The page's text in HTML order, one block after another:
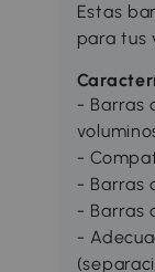
Estas
para tus
- Barras
-
- Barras
- Barras
-